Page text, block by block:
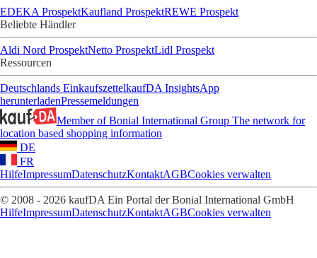
EDEKA ProspektKaufland ProspektREWE Prospekt
Beliebte Händler
Aldi Nord ProspektNetto ProspektLidl Prospekt
Ressourcen
Deutschlands EinkaufszettelkaufDA InsightsApp
herunterladenPressemeldungen
Member of Bonial International Group The network for
location based shopping information
DE
FR
HilfeImpressumDatenschutzKontaktAGBCookies verwalten
© 2008 - 2026 kaufDA Ein Portal der Bonial International GmbH
HilfeImpressumDatenschutzKontaktAGBCookies verwalten